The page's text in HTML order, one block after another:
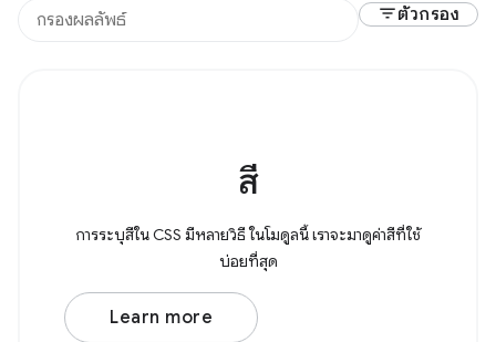
filter_listตัวกรอง
สี
การระบุสีใน CSS มีหลายวิธี ในโมดูลนี้ เราจะมาดูค่าสีที่ใช้
บ่อยที่สุด
Learn more